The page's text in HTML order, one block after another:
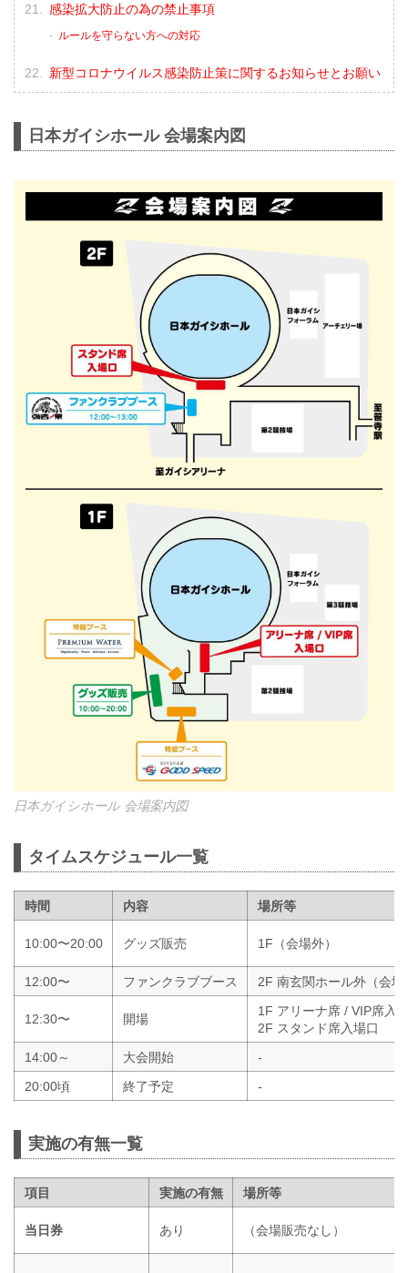
感染拡大防止の為の禁止事項
ルールを守らない方への対応
新型コロナウイルス感染防止策に関するお知らせとお願い
日本ガイシホール 会場案内図
日本ガイシホール 会場案内図
タイムスケジュール一覧
時間 内容 場所等
10:00〜20:00 グッズ販売 1F（会場外）
12:00〜 ファンクラブブース 2F 南玄関ホール外（会場
12:30〜 開場
1F アリーナ席 / VIP席入
2F スタンド席入場口
14:00～
大会開始
-
20:00頃
終了予定 -
実施の有無一覧
項目 実施の有無 場所等
当日券 あり （会場販売なし）